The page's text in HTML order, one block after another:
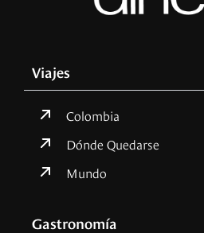
Viajes
Colombia
Dónde Quedarse
Mundo
Gastronomía